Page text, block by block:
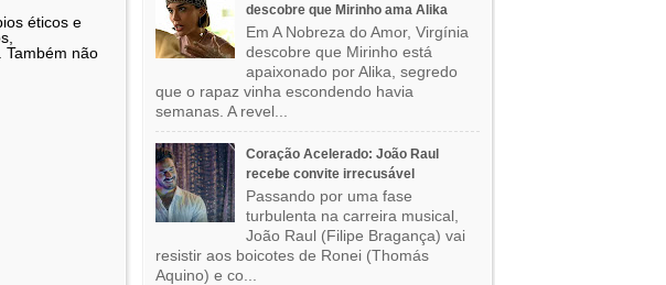
éticos e
Também não
descobre que Mirinho ama Alika
Em A Nobreza do Amor, Virgínia
descobre que Mirinho está
apaixonado por Alika, segredo
que o rapaz vinha escondendo havia
semanas. A revel...
Coração Acelerado: João Raul
recebe convite irrecusável
Passando por uma fase
turbulenta na carreira musical,
João Raul (Filipe Bragança) vai
resistir aos boicotes de Ronei (Thomás
Aquino) e co...